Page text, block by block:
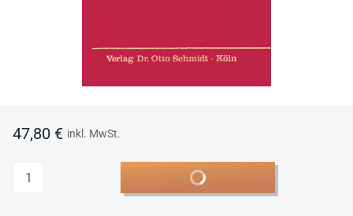
47,80 € inkl. MwSt.
Anzahl In den Warenkorb